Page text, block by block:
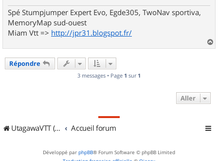
Spé Stumpjumper Expert Evo, Egde305, TwoNav sportiva,
MemoryMap sud-ouest
Miam Vtt => http://jpr31.blogspot.fr/
a
Répondre
3 messages • Page 1 sur 1
Aller
UtagawaVTT (Randos VTT et VTTAE avec traces GPS) Accueil forum
Développé par phpBB® Forum Software © phpBB Limited